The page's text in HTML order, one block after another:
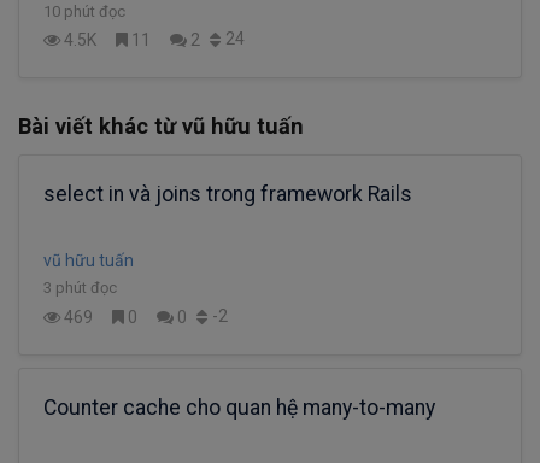
10 phút đọc
4.5K 11 2 24
Bài viết khác từ vũ hữu tuấn
select in và joins trong framework Rails
vũ hữu tuấn
3 phút đọc
469 0 0 -2
Counter cache cho quan hệ many-to-many